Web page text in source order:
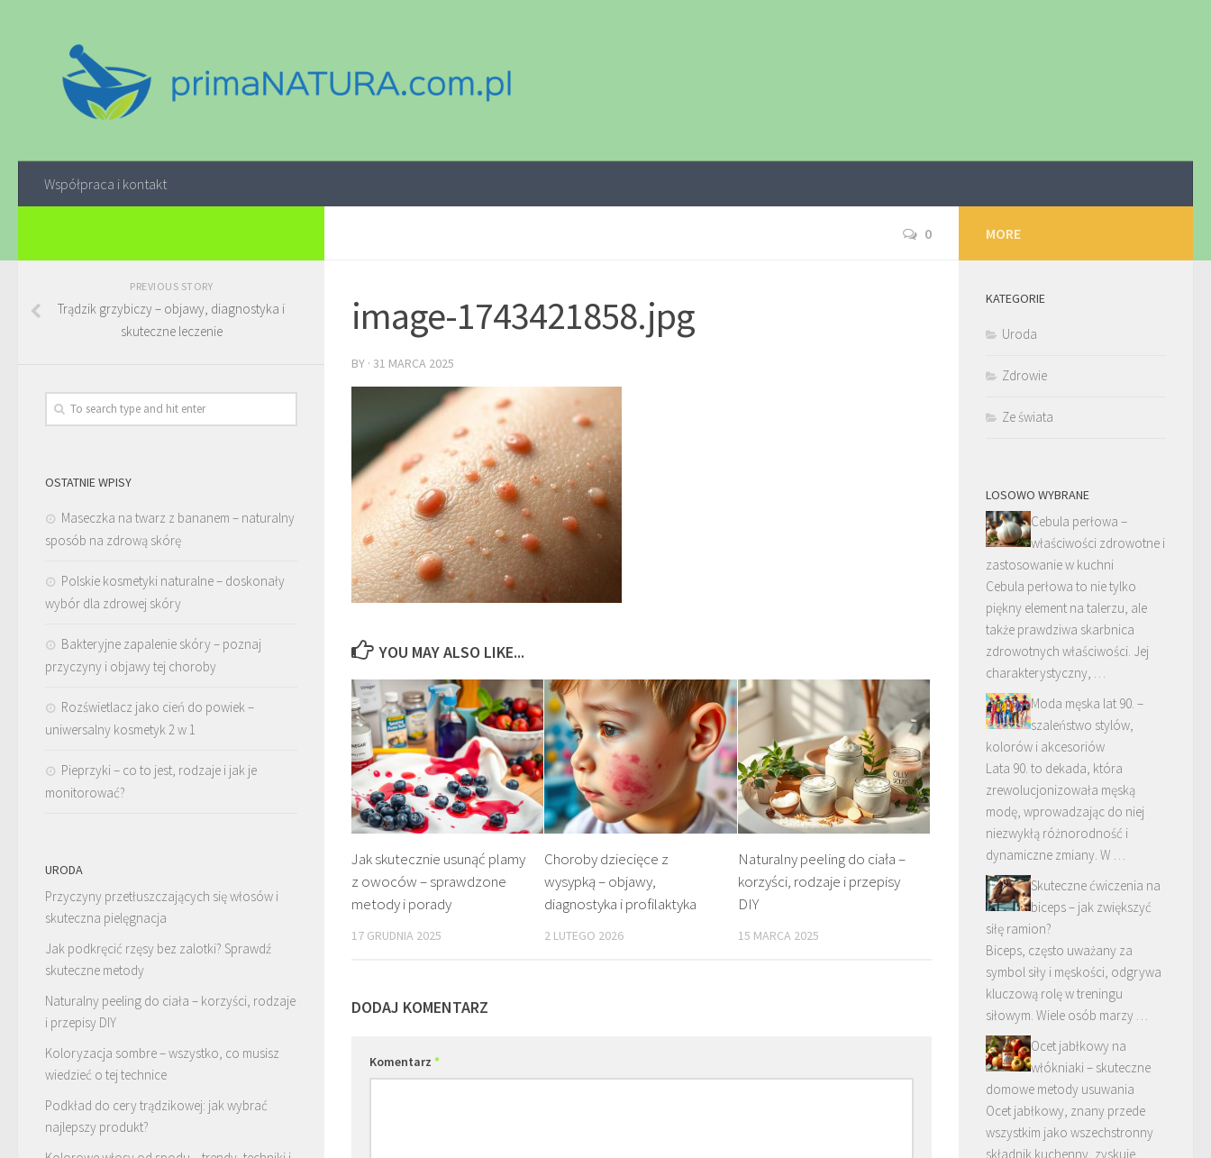
Współpraca i kontakt
0
image-1743421858.jpg
BY · 31 MARCA 2025
YOU MAY ALSO LIKE...
Jak skutecznie usunąć plamy
z owoców – sprawdzone
metody i porady
17 GRUDNIA 2025
Choroby dziecięce z
wysypką – objawy,
diagnostyka i profilaktyka
2 LUTEGO 2026
Naturalny peeling do ciała –
korzyści, rodzaje i przepisy
DIY
15 MARCA 2025
DODAJ KOMENTARZ
Komentarz *
PREVIOUS STORY
Trądzik grzybiczy – objawy, diagnostyka i
skuteczne leczenie
OSTATNIE WPISY
Maseczka na twarz z bananem – naturalny
sposób na zdrową skórę
Polskie kosmetyki naturalne – doskonały
wybór dla zdrowej skóry
Bakteryjne zapalenie skóry – poznaj
przyczyny i objawy tej choroby
Rozświetlacz jako cień do powiek –
uniwersalny kosmetyk 2 w 1
Pieprzyki – co to jest, rodzaje i jak je
monitorować?
URODA
Przyczyny przetłuszczających się włosów i
skuteczna pielęgnacja
Jak podkręcić rzęsy bez zalotki? Sprawdź
skuteczne metody
Naturalny peeling do ciała – korzyści, rodzaje
i przepisy DIY
Koloryzacja sombre – wszystko, co musisz
wiedzieć o tej technice
Podkład do cery trądzikowej: jak wybrać
najlepszy produkt?
MORE
KATEGORIE
Uroda
Zdrowie
Ze świata
LOSOWO WYBRANE
Cebula perłowa –
właściwości zdrowotne i
zastosowanie w kuchni
Cebula perłowa to nie tylko
piękny element na talerzu, ale
także prawdziwa skarbnica
zdrowotnych właściwości. Jej
charakterystyczny, …
Moda męska lat 90. –
szaleństwo stylów,
kolorów i akcesoriów
Lata 90. to dekada, która
zrewolucjonizowała męską
modę, wprowadzając do niej
niezwykłą różnorodność i
dynamiczne zmiany. W …
Skuteczne ćwiczenia na
biceps – jak zwiększyć
siłę ramion?
Biceps, często uważany za
symbol siły i męskości, odgrywa
kluczową rolę w treningu
siłowym. Wiele osób marzy …
Ocet jabłkowy na
włókniaki – skuteczne
domowe metody usuwania
Ocet jabłkowy, znany przede
wszystkim jako wszechstronny
składnik kuchenny, zyskuje